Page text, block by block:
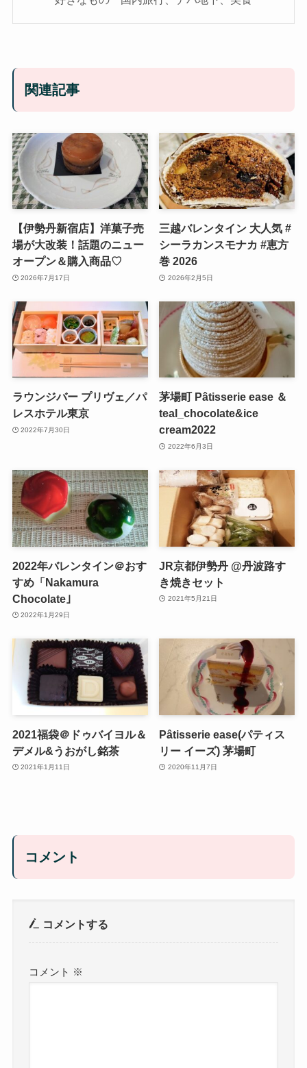
関連記事
【伊勢丹新宿店】洋菓子売
場が大改装！話題のニュー
オープン＆購入商品♡
2026年7月17日
三越バレンタイン 大人気 #
シーラカンスモナカ #恵方
巻 2026
2026年2月5日
ラウンジバー プリヴェ／パ
レスホテル東京
2022年7月30日
茅場町 Pâtisserie ease ＆
teal_chocolate&ice
cream2022
2022年6月3日
2022年バレンタイン＠おす
すめ「Nakamura
Chocolate｣
2022年1月29日
JR京都伊勢丹 @丹波路す
き焼きセット
2021年5月21日
2021福袋＠ドゥバイヨル＆
デメル&うおがし銘茶
2021年1月11日
Pâtisserie ease(パティス
リー イーズ) 茅場町
2020年11月7日
コメント
コメントする
コメント ※